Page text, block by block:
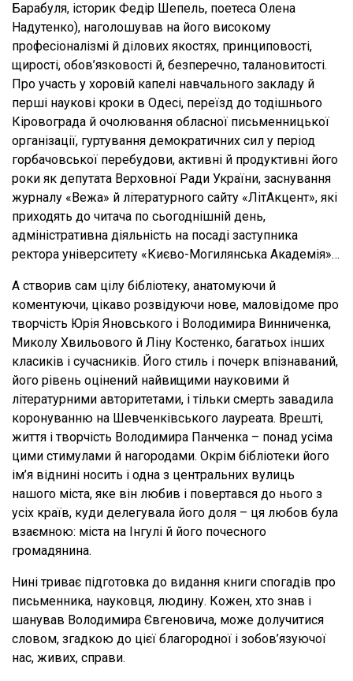
Барабуля, історик Федір Шепель, поетеса Олена
Надутенко), наголошував на його високому
професіоналізмі й ділових якостях, принциповості,
щирості, обов’язковості й, безперечно, талановитості.
Про участь у хоровій капелі навчального закладу й
перші наукові кроки в Одесі, переїзд до тодішнього
Кіровограда й очолювання обласної письменницької
організації, гуртування демократичних сил у період
горбачовської перебудови, активні й продуктивні його
роки як депутата Верховної Ради України, заснування
журналу «Вежа» й літературного сайту «ЛітАкцент», які
приходять до читача по сьогоднішній день,
адміністративна діяльність на посаді заступника
ректора університету «Києво-Могилянська Академія»…
А створив сам цілу бібліотеку, анатомуючи й
коментуючи, цікаво розвідуючи нове, маловідоме про
творчість Юрія Яновського і Володимира Винниченка,
Миколу Хвильового й Ліну Костенко, багатьох інших
класиків і сучасників. Його стиль і почерк впізнаваний,
його рівень оцінений найвищими науковими й
літературними авторитетами, і тільки смерть завадила
коронуванню на Шевченківського лауреата. Врешті,
життя і творчість Володимира Панченка – понад усіма
цими стимулами й нагородами. Окрім бібліотеки його
ім’я віднині носить і одна з центральних вулиць
нашого міста, яке він любив і повертався до нього з
усіх країв, куди делегувала його доля – ця любов була
взаємною: міста на Інгулі й його почесного
громадянина.
Нині триває підготовка до видання книги спогадів про
письменника, науковця, людину. Кожен, хто знав і
шанував Володимира Євгеновича, може долучитися
словом, згадкою до цієї благородної і зобов’язуючої
нас, живих, справи.